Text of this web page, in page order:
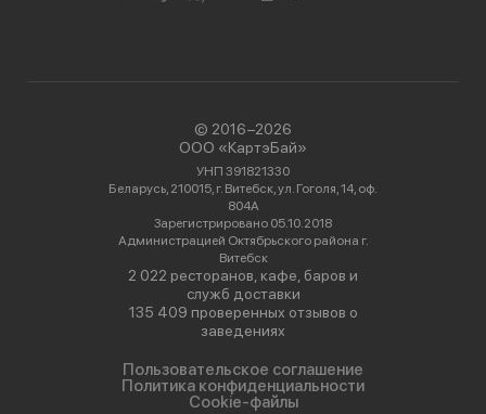
© 2016−2026
ООО «КартэБай»
УНП 391821330
Беларусь, 210015, г. Витебск, ул. Гоголя, 14, оф.
804А
Зарегистрировано 05.10.2018
Администрацией Октябрьского района г.
Витебск
2 022 ресторанов, кафе, баров и
служб доставки
135 409 проверенных отзывов о
заведениях
Пользовательское соглашение
Политика конфиденциальности
Cookie-файлы